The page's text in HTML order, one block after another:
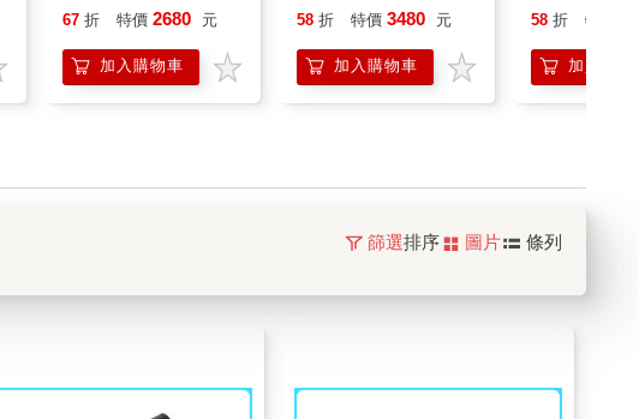
67 折 特價 2680 元
加入購物車
58 折 特價 3480 元
加入購物車
58 折 特價
加入購物
篩選排序 圖片 條列